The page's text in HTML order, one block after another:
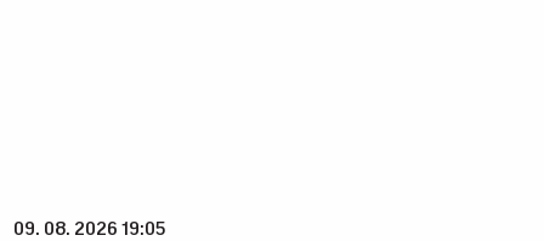
09. 08. 2026 19:05